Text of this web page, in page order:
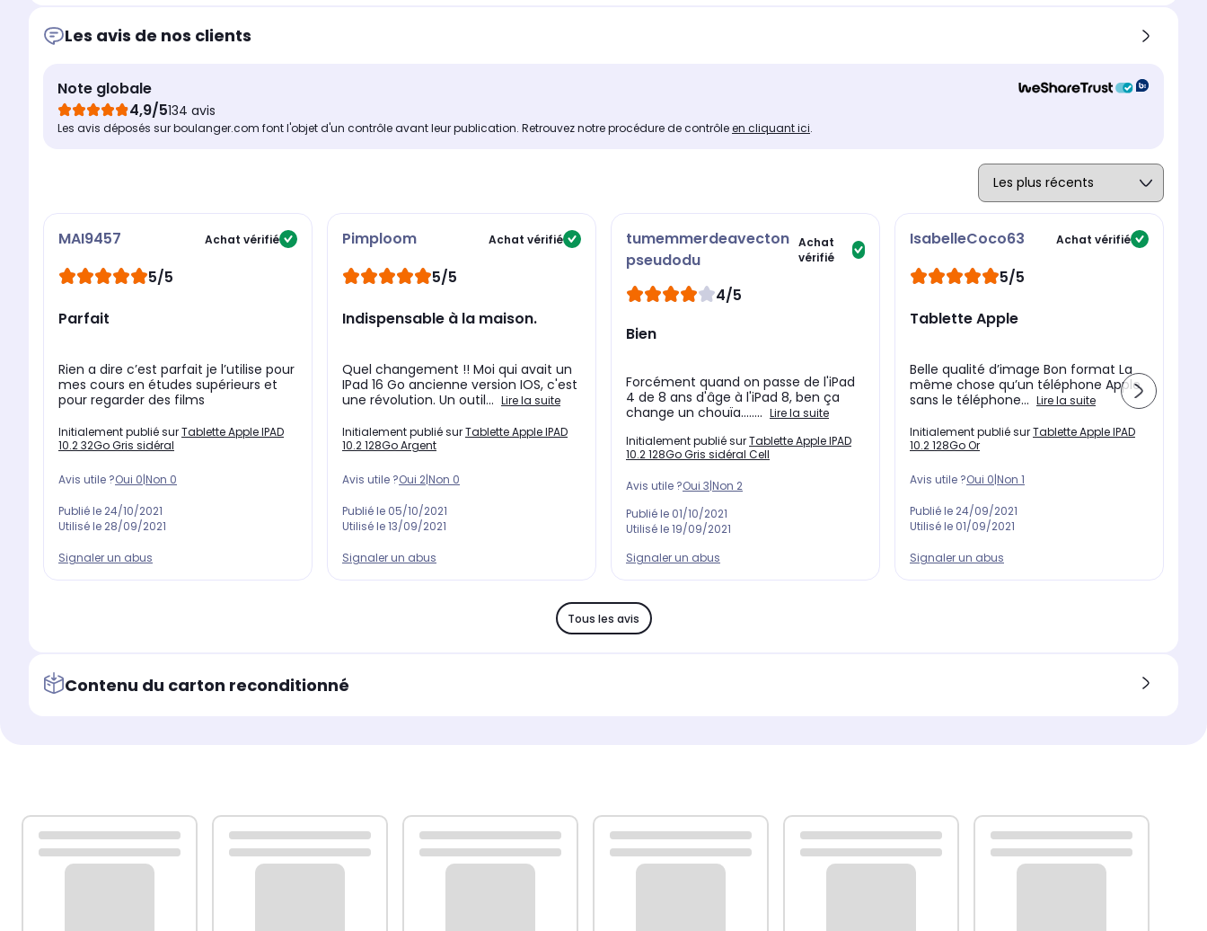
Les avis de nos clients
Note globale
4,9/5134 avis
Les avis déposés sur boulanger.com font l'objet d'un contrôle avant leur publication. Retrouvez notre procédure de contrôleen cliquant ici.
MAI9457 Achat vérifié
5/5
Parfait
Rien a dire c’est parfait je l’utilise pour
mes cours en études supérieurs et
pour regarder des films
Initialement publié surTablette Apple IPAD
10.2 32Go Gris sidéral
Avis utile ?Oui 0|Non 0
Publié le 24/10/2021
Utilisé le 28/09/2021
Signaler un abus
Pimploom Achat vérifié
5/5
Indispensable à la maison.
Quel changement !! Moi qui avait un
IPad 16 Go ancienne version IOS, c'est
une révolution. Un outil... Lire la suite
Initialement publié surTablette Apple IPAD
10.2 128Go Argent
Avis utile ?Oui 2|Non 0
Publié le 05/10/2021
Utilisé le13/09/2021
Signaler un abus
tumemmerdeavecton
pseudodu
Achat
vérifié
4/5
Bien
Forcément quand on passe de l'iPad
4 de 8 ans d'âge à l'iPad 8, ben ça
change un chouïa........ Lire la suite
Initialement publié surTablette Apple IPAD
10.2 128Go Gris sidéral Cell
Avis utile ?Oui 3|Non 2
Publié le 01/10/2021
Utilisé le19/09/2021
Signaler un abus
IsabelleCoco63 Achat vérifié
5/5
Tablette Apple
Belle qualité d’image Bon format La
même chose qu’un téléphone Apple
sans le téléphone... Lire la suite
Initialement publié surTablette Apple IPAD
10.2 128Go Or
Avis utile ?Oui 0|Non 1
Publié le 24/09/2021
Utilisé le 01/09/2021
Signaler un abus
Tous les avis
Contenu du carton reconditionné